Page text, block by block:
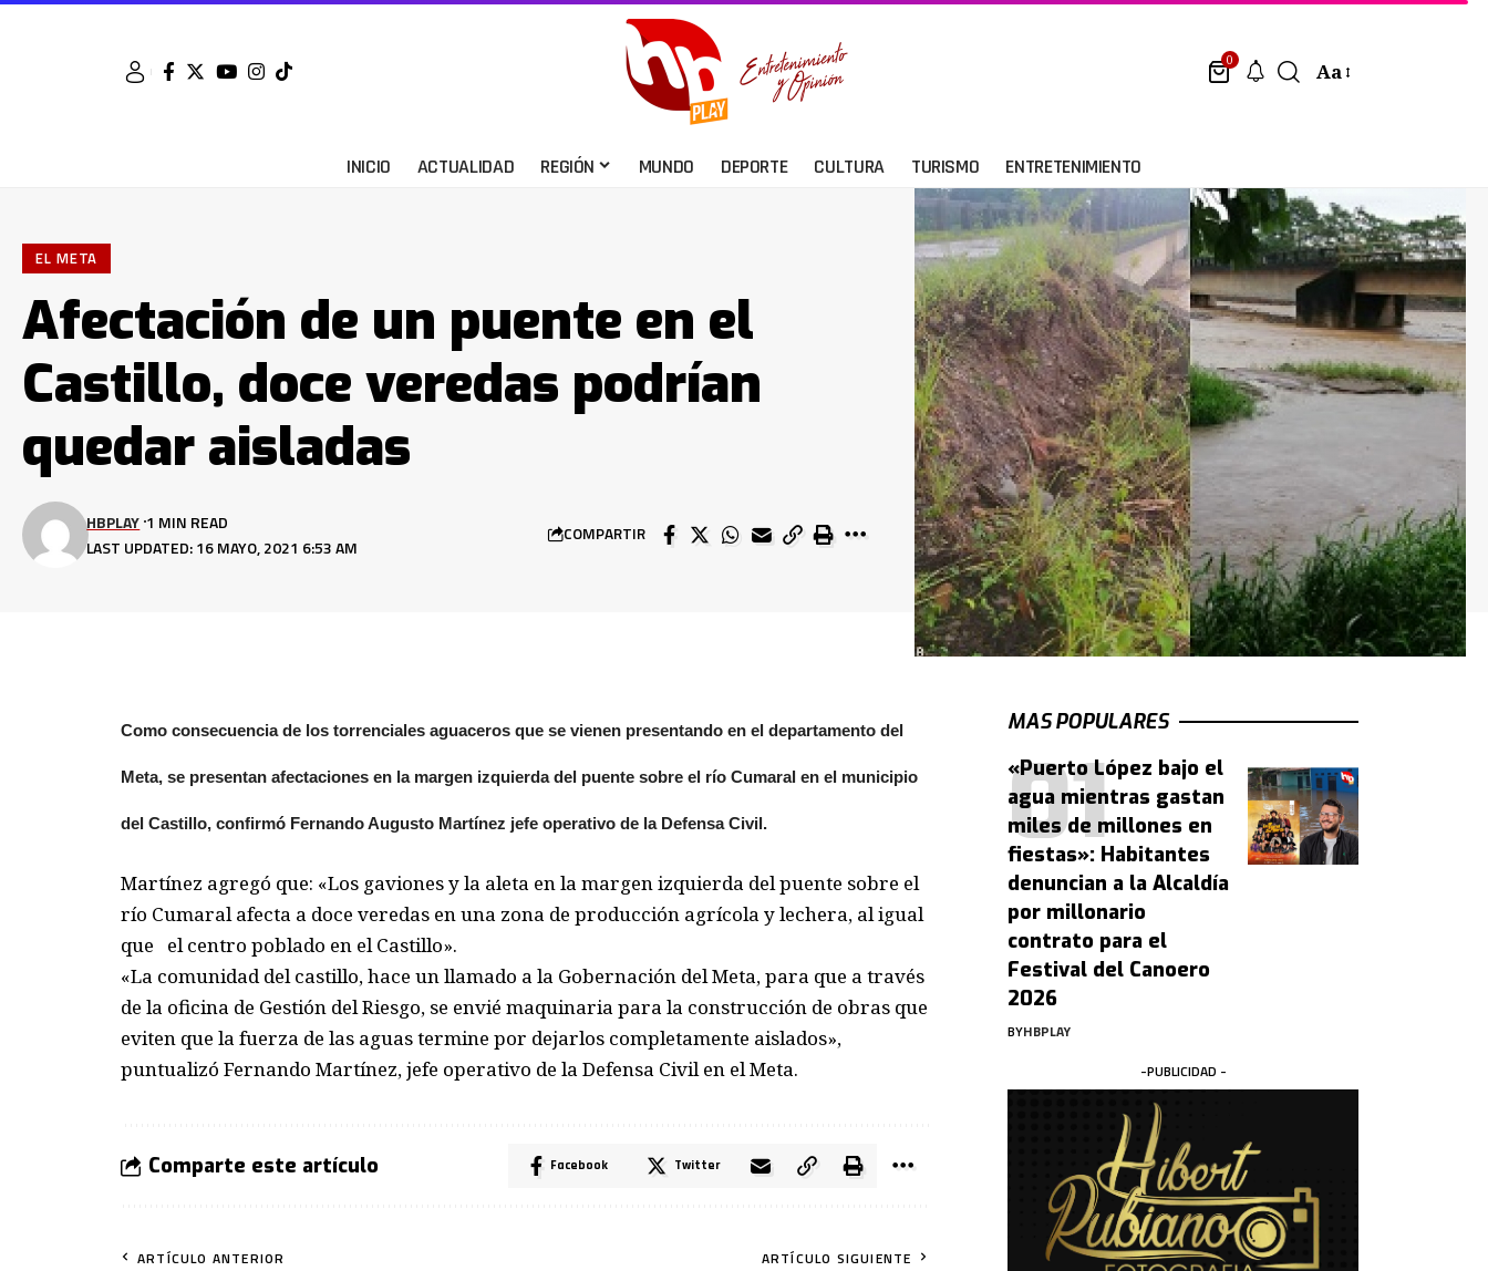
0 Aa
INICIO ACTUALIDAD REGIÓN MUNDO DEPORTE CULTURA TURISMO ENTRETENIMIENTO
EL META
Afectación de un puente en el
Castillo, doce veredas podrían
quedar aisladas
LAST UPDATED: 16 MAYO, 2021 6:53 AM
HBPLAY 1 MIN READ
COMPARTIR
Como consecuencia de los torrenciales aguaceros que se vienen presentando en el departamento del
Meta, se presentan afectaciones en la margen izquierda del puente sobre el río Cumaral en el municipio
del Castillo, confirmó Fernando Augusto Martínez jefe operativo de la Defensa Civil.
Martínez agregó que: «Los gaviones y la aleta en la margen izquierda del puente sobre el
río Cumaral afecta a doce veredas en una zona de producción agrícola y lechera, al igual
que el centro poblado en el Castillo».
«La comunidad del castillo, hace un llamado a la Gobernación del Meta, para que a través
de la oficina de Gestión del Riesgo, se envié maquinaria para la construcción de obras que
eviten que la fuerza de las aguas termine por dejarlos completamente aislados»,
puntualizó Fernando Martínez, jefe operativo de la Defensa Civil en el Meta.
Comparte este artículo Facebook Twitter
ARTÍCULO ANTERIOR ARTÍCULO SIGUIENTE
MAS POPULARES
«Puerto López bajo el
agua mientras gastan
miles de millones en
fiestas»: Habitantes
denuncian a la Alcaldía
por millonario
contrato para el
Festival del Canoero
2026
BYHBPLAY
-PUBLICIDAD -